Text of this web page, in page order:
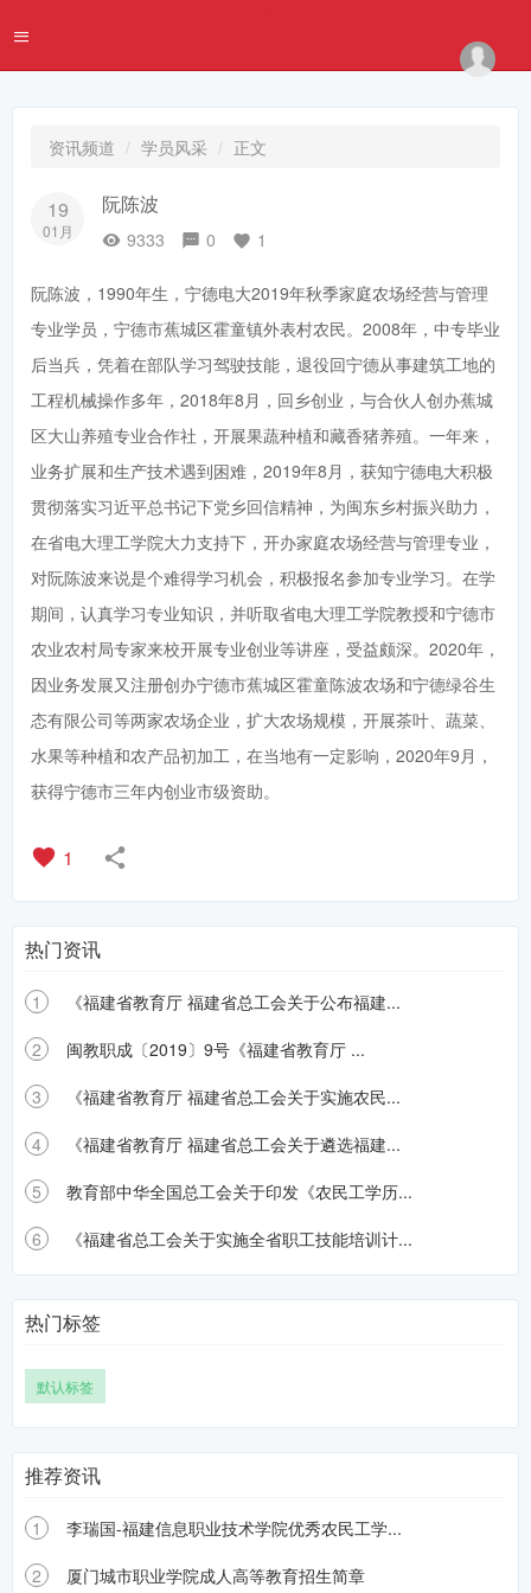
资讯频道 学员风采 正文
19
01月
阮陈波
9333 0 1
阮陈波，1990年生，宁德电大2019年秋季家庭农场经营与管理
专业学员，宁德市蕉城区霍童镇外表村农民。2008年，中专毕业
后当兵，凭着在部队学习驾驶技能，退役回宁德从事建筑工地的
工程机械操作多年，2018年8月，回乡创业，与合伙人创办蕉城
区大山养殖专业合作社，开展果蔬种植和藏香猪养殖。一年来，
业务扩展和生产技术遇到困难，2019年8月，获知宁德电大积极
贯彻落实习近平总书记下党乡回信精神，为闽东乡村振兴助力，
在省电大理工学院大力支持下，开办家庭农场经营与管理专业，
对阮陈波来说是个难得学习机会，积极报名参加专业学习。在学
期间，认真学习专业知识，并听取省电大理工学院教授和宁德市
农业农村局专家来校开展专业创业等讲座，受益颇深。2020年，
因业务发展又注册创办宁德市蕉城区霍童陈波农场和宁德绿谷生
态有限公司等两家农场企业，扩大农场规模，开展茶叶、蔬菜、
水果等种植和农产品初加工，在当地有一定影响，2020年9月，
获得宁德市三年内创业市级资助。
1
热门资讯
1
《福建省教育厅 福建省总工会关于公布福建...
2
闽教职成〔2019〕9号《福建省教育厅 ...
3
《福建省教育厅 福建省总工会关于实施农民...
4
《福建省教育厅 福建省总工会关于遴选福建...
5
教育部中华全国总工会关于印发《农民工学历...
6
《福建省总工会关于实施全省职工技能培训计...
热门标签
默认标签
推荐资讯
1
李瑞国-福建信息职业技术学院优秀农民工学...
2
厦门城市职业学院成人高等教育招生简章